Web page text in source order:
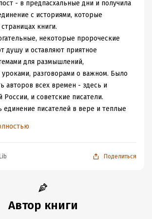
- в предпасхальные дни и получила
с историями, которые
книги.
некоторые пророческие
душу и оставляют приятное
для размышлений,
разговорами о важном. Было
авторов всех времен - здесь и
и советские писатели.
единение писателей в вере и теплые
за 150=))
ожидания праздника; страхи;
плакала...Особое место
глазами детей - наивные, чистые.
Поделиться
Автор книги